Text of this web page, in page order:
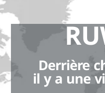
Derrière
il y a une